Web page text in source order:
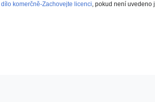
komerčně-Zachovejte licenci, pokud není uvedeno